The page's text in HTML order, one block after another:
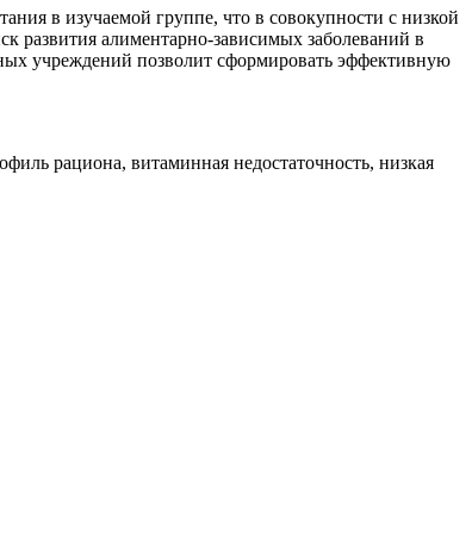
в изучаемой группе, что в совокупности с низкой
развития алиментарно-зависимых заболеваний в
учреждений позволит сформировать эффективную
рациона, витаминная недостаточность, низкая